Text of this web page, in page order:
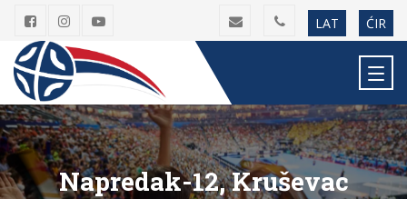
LAT ĆIR
Napredak-12, Kruševac